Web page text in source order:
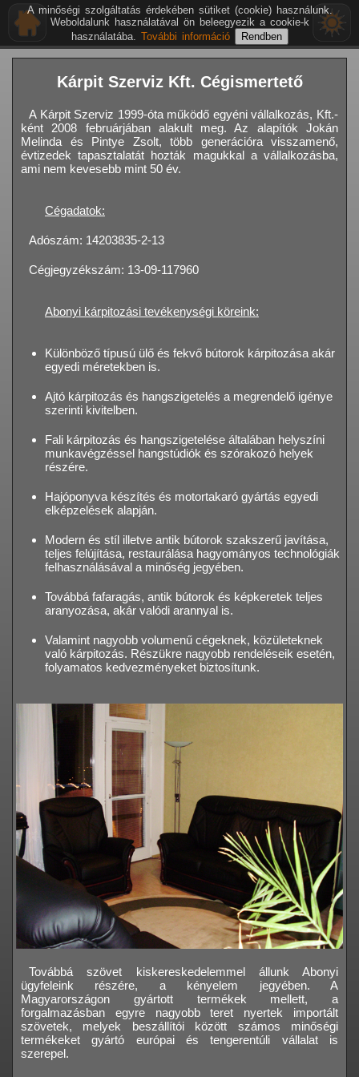
Kárpit Szerviz Kft. Cégismertető
A Kárpit Szerviz 1999-óta működő egyéni vállalkozás, Kft.-
ként 2008 februárjában alakult meg. Az alapítók Jokán
Melinda és Pintye Zsolt, több generációra visszamenő,
évtizedek tapasztalatát hozták magukkal a vállalkozásba,
ami nem kevesebb mint 50 év.
Cégadatok:
Adószám: 14203835-2-13
Cégjegyzékszám: 13-09-117960
Abonyi kárpitozási tevékenységi köreink:
Különböző típusú ülő és fekvő bútorok kárpitozása akár
egyedi méretekben is.
Ajtó kárpitozás és hangszigetelés a megrendelő igénye
szerinti kivitelben.
Fali kárpitozás és hangszigetelése általában helyszíni
munkavégzéssel hangstúdiók és szórakozó helyek
részére.
Hajóponyva készítés és motortakaró gyártás egyedi
elképzelések alapján.
Modern és stíl illetve antik bútorok szakszerű javítása,
teljes felújítása, restaurálása hagyományos technológiák
felhasználásával a minőség jegyében.
Továbbá fafaragás, antik bútorok és képkeretek teljes
aranyozása, akár valódi arannyal is.
Valamint nagyobb volumenű cégeknek, közületeknek
való kárpitozás. Részükre nagyobb rendeléseik esetén,
folyamatos kedvezményeket biztosítunk.
Továbbá szövet kiskereskedelemmel állunk Abonyi
ügyfeleink részére, a kényelem jegyében. A
Magyarországon gyártott termékek mellett, a
forgalmazásban egyre nagyobb teret nyertek importált
szövetek, melyek beszállítói között számos minőségi
termékeket gyártó európai és tengerentúli vállalat is
szerepel.
A minőségi szolgáltatás érdekében sütiket (cookie) használunk.
Weboldalunk használatával ön beleegyezik a cookie-k
használatába. További információ